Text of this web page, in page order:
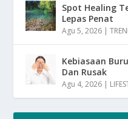
Spot Healing
Lepas Penat
Agu 5, 2026 |
Kebiasaan
Dan Rusak
Agu 4, 2026 |